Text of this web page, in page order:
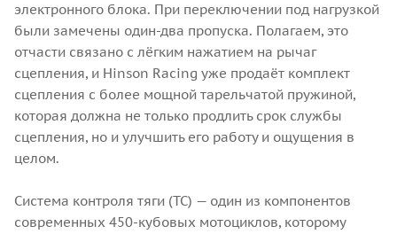
электронного блока. При переключении под нагрузкой
были замечены один-два пропуска. Полагаем, это
отчасти связано с лёгким нажатием на рычаг
сцепления, и Hinson Racing уже продаёт комплект
сцепления с более мощной тарельчатой пружиной,
которая должна не только продлить срок службы
сцепления, но и улучшить его работу и ощущения в
целом.
Система контроля тяги (TC) — один из компонентов
современных 450-кубовых мотоциклов, которому